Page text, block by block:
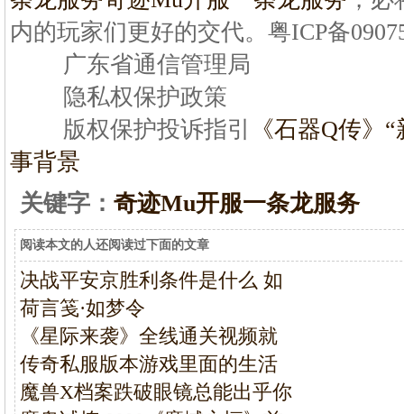
内的玩家们更好的交代。粤ICP备
广东省通信管理局
隐私权保护政策
版权保护投诉指引
《石器Q传》
事背景
关键字： 奇迹Mu开服一条龙服务
阅读本文的人还阅读过下面的文章
决战平安京胜利条件是什么 如
荷言笺·如梦令
《星际来袭》全线通关视频就
传奇私服版本游戏里面的生活
魔兽X档案跌破眼镜总能出乎你